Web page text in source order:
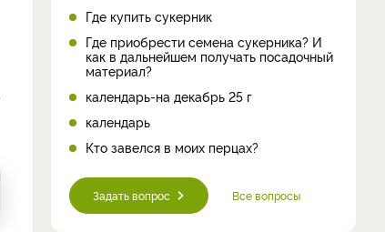
Где купить сукерник
Где приобрести семена сукерника? И
как в дальнейшем получать посадочный
материал?
календарь-на декабрь 25 г
календарь
Кто завелся в моих перцах?
Задать вопрос Все вопросы